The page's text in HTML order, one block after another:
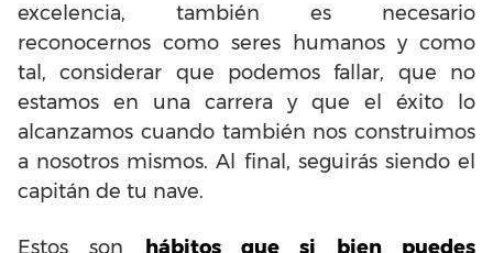
excelencia, también es necesario
reconocernos como seres humanos y como
tal, considerar que podemos fallar, que no
estamos en una carrera y que el éxito lo
alcanzamos cuando también nos construimos
a nosotros mismos. Al final, seguirás siendo el
capitán de tu nave.
Estos son
hábitos que si bien puedes